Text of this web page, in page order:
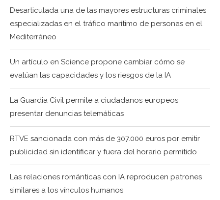
Desarticulada una de las mayores estructuras criminales
especializadas en el tráfico marítimo de personas en el
Mediterráneo
Un artículo en Science propone cambiar cómo se
evalúan las capacidades y los riesgos de la IA
La Guardia Civil permite a ciudadanos europeos
presentar denuncias telemáticas
RTVE sancionada con más de 307.000 euros por emitir
publicidad sin identificar y fuera del horario permitido
Las relaciones románticas con IA reproducen patrones
similares a los vínculos humanos